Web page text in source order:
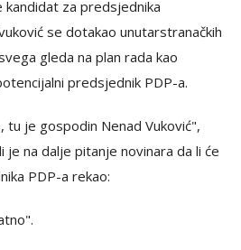
za predsjednika
se dotakao unutarstranačkih
gleda na plan rada kao
predsjednik PDP-a.
tu je gospodin Nenad Vuković",
je na dalje pitanje novinara da li će
PDP-a rekao: